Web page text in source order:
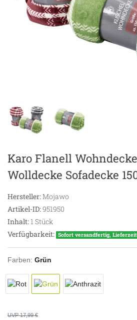
Karo Flanell
Wolldecke Sofadecke
Hersteller:Mojawo
Artikel-ID:951950
Inhalt:1 Stück
Verfügbarkeit: Sofort versandfertig, Lieferzeit
Farben: Grün
UVP 17,99 €